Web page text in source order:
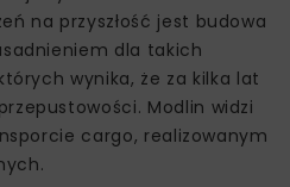
na przyszłość jest budowa
dla takich
wynika, że za kilka lat
Modlin widzi
cargo, realizowanym